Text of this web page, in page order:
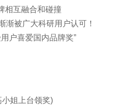
相互融合和碰撞
渐被广大科研用户认可！
户喜爱国内品牌奖”
姐上台领奖)